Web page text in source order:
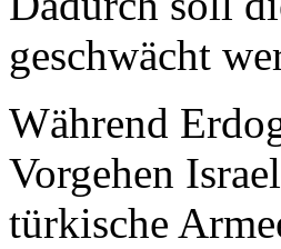
geschwächt
Während
Vorgehen
türkische